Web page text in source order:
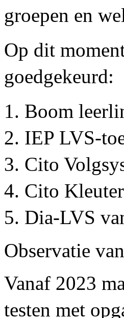
groepen en
Op dit
goedgekeurd:
Boom
IEP LVS-
Cito
Cito
Dia-LVS
Observatie
Vanaf 2023
testen met